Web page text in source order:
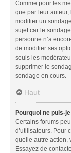
Comme pour les
que par leur
modifier un
sujet car le
personne n’a
de modifier ses
seuls les
supprimer le
sondage en cours.
Haut
Pourquoi ne puis-
Certains forums
d’utilisateurs. Pour
quelle autre action,
Essayez de